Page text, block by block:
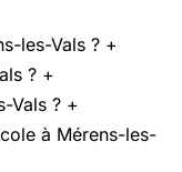
les-Vals ? +
? +
Vals ? +
à Mérens-les-